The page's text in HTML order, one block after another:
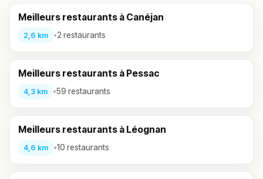
Meilleurs restaurants à Canéjan
2,6 km •2 restaurants
Meilleurs restaurants à Pessac
4,3 km •59 restaurants
Meilleurs restaurants à Léognan
4,6 km •10 restaurants